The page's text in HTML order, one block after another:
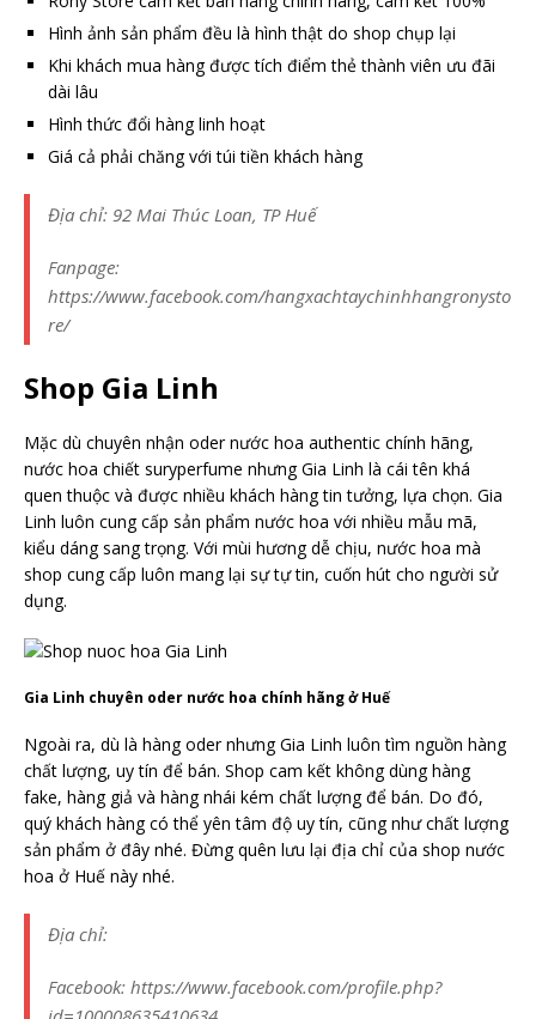
Hình ảnh sản phẩm đều là hình thật do shop chụp lại
Khi khách mua hàng được tích điểm thẻ thành viên ưu đãi
dài lâu
Hình thức đổi hàng linh hoạt
Giá cả phải chăng với túi tiền khách hàng
Địa chỉ: 92 Mai Thúc Loan, TP Huế
Fanpage:
https://www.facebook.com/hangxachtaychinhhangronysto
re/
Shop Gia Linh
Mặc dù chuyên nhận oder nước hoa authentic chính hãng,
nước hoa chiết suryperfume nhưng Gia Linh là cái tên khá
quen thuộc và được nhiều khách hàng tin tưởng, lựa chọn. Gia
Linh luôn cung cấp sản phẩm nước hoa với nhiều mẫu mã,
kiểu dáng sang trọng. Với mùi hương dễ chịu, nước hoa mà
shop cung cấp luôn mang lại sự tự tin, cuốn hút cho người sử
dụng.
Gia Linh chuyên oder nước hoa chính hãng ở Huế
Ngoài ra, dù là hàng oder nhưng Gia Linh luôn tìm nguồn hàng
chất lượng, uy tín để bán. Shop cam kết không dùng hàng
fake, hàng giả và hàng nhái kém chất lượng để bán. Do đó,
quý khách hàng có thể yên tâm độ uy tín, cũng như chất lượng
sản phẩm ở đây nhé. Đừng quên lưu lại địa chỉ của shop nước
hoa ở Huế này nhé.
Địa chỉ:
Facebook: https://www.facebook.com/profile.php?